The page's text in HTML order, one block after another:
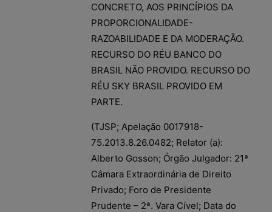
CONCRETO, AOS PRINCÍPIOS DA
PROPORCIONALIDADE-
RAZOABILIDADE E DA MODERAÇÃO.
RECURSO DO RÉU BANCO DO
BRASIL NÃO PROVIDO. RECURSO DO
RÉU SKY BRASIL PROVIDO EM
PARTE.
(TJSP; Apelação 0017918-
75.2013.8.26.0482; Relator (a):
Alberto Gosson; Órgão Julgador: 21ª
Câmara Extraordinária de Direito
Privado; Foro de Presidente
Prudente – 2ª. Vara Cível; Data do